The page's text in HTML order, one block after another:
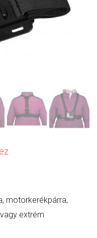
motorkerékpárra,
extrém